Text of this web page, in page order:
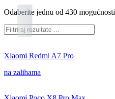
Odaberite jednu od 430 mogućnosti
Xiaomi Redmi A7 Pro
na zalihama